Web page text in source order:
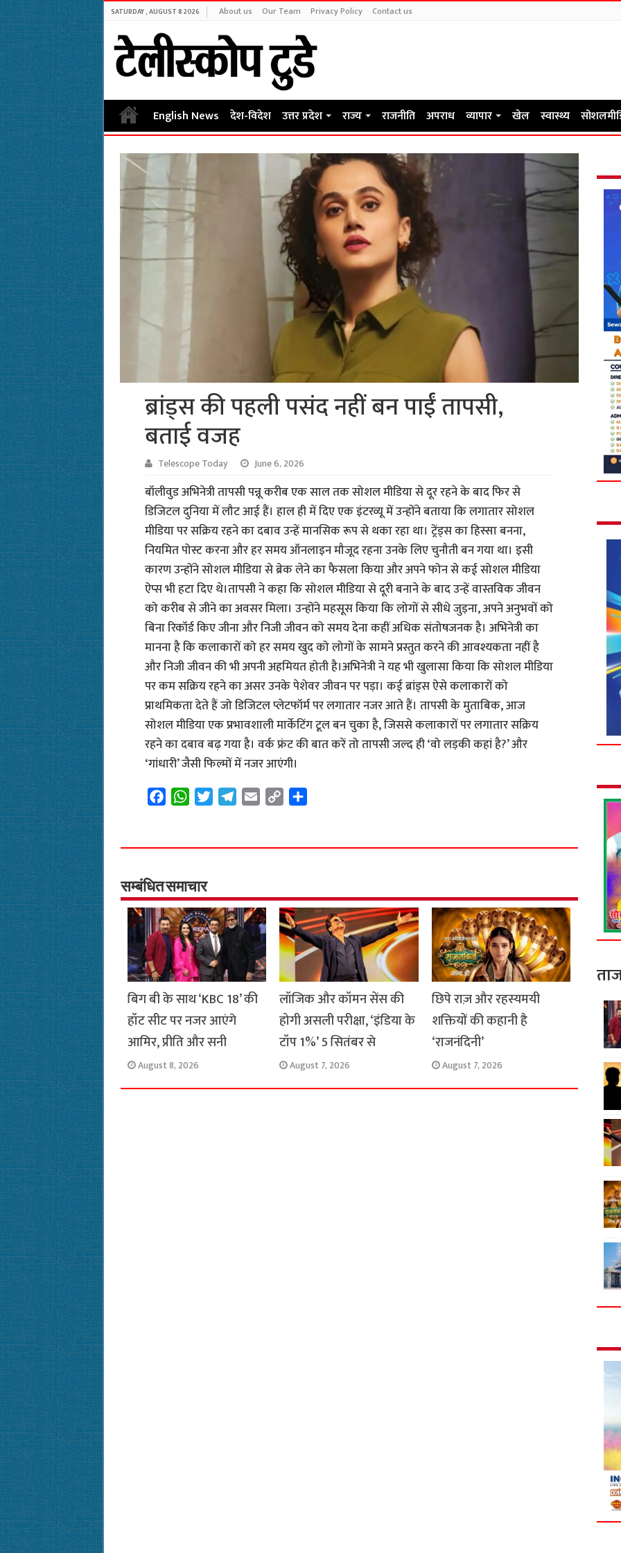
SATURDAY , AUGUST 8 2026 About us Our Team Privacy Policy Contact us
English News देश-विदेश उत्तर प्रदेश राज्य राजनीति अपराध व्यापार खेल स्वास्थ्य
ब्रांड्स की पहली पसंद नहीं बन पाईं तापसी,
बताई वजह
Telescope Today June 6, 2026
बॉलीवुड अभिनेत्री तापसी पन्नू करीब एक साल तक सोशल मीडिया से दूर रहने के बाद फिर से
डिजिटल दुनिया में लौट आई हैं। हाल ही में दिए एक इंटरव्यू में उन्होंने बताया कि लगातार सोशल
मीडिया पर सक्रिय रहने का दबाव उन्हें मानसिक रूप से थका रहा था। ट्रेंड्स का हिस्सा बनना,
नियमित पोस्ट करना और हर समय ऑनलाइन मौजूद रहना उनके लिए चुनौती बन गया था। इसी
कारण उन्होंने सोशल मीडिया से ब्रेक लेने का फैसला किया और अपने फोन से कई सोशल मीडिया
ऐप्स भी हटा दिए थे।तापसी ने कहा कि सोशल मीडिया से दूरी बनाने के बाद उन्हें वास्तविक जीवन
को करीब से जीने का अवसर मिला। उन्होंने महसूस किया कि लोगों से सीधे जुड़ना, अपने अनुभवों को
बिना रिकॉर्ड किए जीना और निजी जीवन को समय देना कहीं अधिक संतोषजनक है। अभिनेत्री का
मानना है कि कलाकारों को हर समय खुद को लोगों के सामने प्रस्तुत करने की आवश्यकता नहीं है
और निजी जीवन की भी अपनी अहमियत होती है।अभिनेत्री ने यह भी खुलासा किया कि सोशल मीडिया
पर कम सक्रिय रहने का असर उनके पेशेवर जीवन पर पड़ा। कई ब्रांड्स ऐसे कलाकारों को
प्राथमिकता देते हैं जो डिजिटल प्लेटफॉर्म पर लगातार नजर आते हैं। तापसी के मुताबिक, आज
सोशल मीडिया एक प्रभावशाली मार्केटिंग टूल बन चुका है, जिससे कलाकारों पर लगातार सक्रिय
रहने का दबाव बढ़ गया है। वर्क फ्रंट की बात करें तो तापसी जल्द ही ‘वो लड़की कहां है?’ और
‘गांधारी’ जैसी फिल्मों में नजर आएंगी।
e
o
o
k
W
t
A
p
p
t
r
e
a
m
i
y
n
k
r
सम्बंधित समाचार
बिग बी के साथ ‘KBC 18’ की
हॉट सीट पर नजर आएंगे
आमिर, प्रीति और सनी
August 8, 2026
लॉजिक और कॉमन सेंस की
होगी असली परीक्षा, ‘इंडिया के
टॉप 1%’ 5 सितंबर से
August 7, 2026
छिपे राज़ और रहस्यमयी
शक्तियों की कहानी है
‘राजनंदिनी’
August 7, 2026